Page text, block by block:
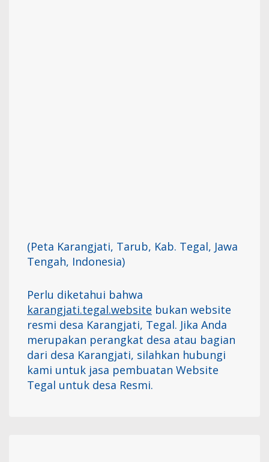
(Peta Karangjati, Tarub, Kab. Tegal, Jawa
Tengah, Indonesia)
Perlu diketahui bahwa
karangjati.tegal.website bukan website
resmi desa Karangjati, Tegal. Jika Anda
merupakan perangkat desa atau bagian
dari desa Karangjati, silahkan hubungi
kami untuk jasa pembuatan Website
Tegal untuk desa Resmi.